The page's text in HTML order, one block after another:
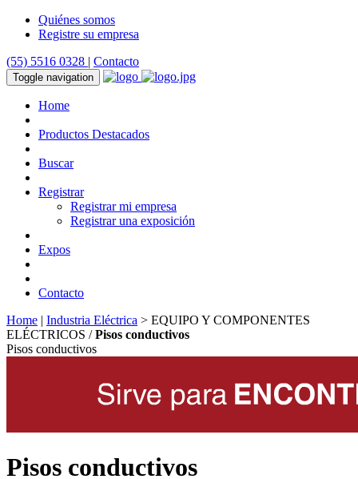
Quiénes somos
Registre su empresa
(55) 5516 0328 | Contacto
Toggle navigation
Home
Productos Destacados
Buscar
Registrar
Registrar mi empresa
Registrar una exposición
Expos
Contacto
Home | Industria Eléctrica > EQUIPO Y COMPONENTES
ELÉCTRICOS /Pisos conductivos
Pisos conductivos
Pisos conductivos